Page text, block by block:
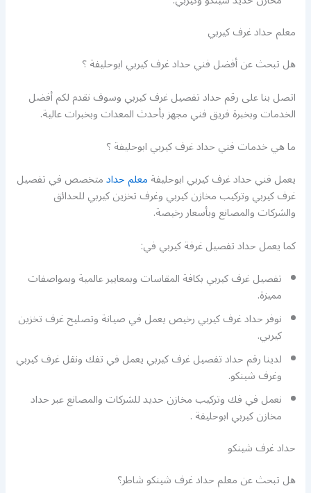
معلم حداد غرف كيربي
هل تبحث عن أفضل فني حداد غرف كيربي ابوحليفة ؟
اتصل بنا على رقم حداد تفصيل غرف كيربي وسوف نقدم لكم أفضل
الخدمات وبخبرة فريق فني مجهز بأحدث المعدات وبخبرات عالية.
ما هي خدمات فني حداد غرف كيربي ابوحليفة ؟
يعمل فني حداد غرف كيربي ابوحليفةمعلم حدادمتخصص في تفصيل
غرف كيربي وتركيب مخازن كيربي وغرف تخزين كيربي للحدائق
والشركات والمصانع وبأسعار رخيصة.
كما يعمل حداد تفصيل غرفة كيربي في:
تفصيل غرف كيربي بكافة المقاسات وبمعايير عالمية وبمواصفات
مميزة.
نوفر حداد غرف كيربي رخيص يعمل في صيانة وتصليح غرف تخزين
كيربي.
لدينا رقم حداد تفصيل غرف كيربي يعمل في تفك ونقل غرف كيربي
وغرف شينكو.
نعمل في فك وتركيب مخازن حديد للشركات والمصانع عبر حداد
مخازن كيربي ابوحليفة .
حداد غرف شينكو
هل تبحث عن معلم حداد غرف شينكو شاطر؟